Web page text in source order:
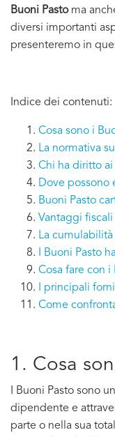
Buoni Pastoma
diversi importanti
presenteremo in
Indice dei contenuti:
Cosa sono i
La normativa
Chi ha diritto ai
Dove possono
Buoni Pasto
Vantaggi
La
I Buoni Pasto
Cosa fare con i
I principali
Come
1. Cosa
I Buoni Pasto sono
dipendente e
parte o nella sua